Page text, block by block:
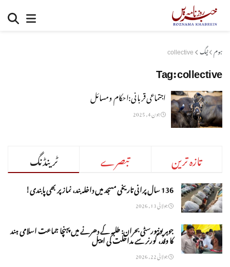
ہوم ٹیگ collective
Tag:collective
اجتماعی قربانی:احکام ومسائل
جون 4, 2025
ٹرینڈنگ تبصرے تازہ ترین
136 سال پرانی تاریخی مسجد میں داخلہ بند، نماز پر بھی پابندی!
جولائی 13, 2026
جوہر یونیورسٹی بحران: طلبہ کے دھرنے میں پہنچا جماعت اسلامی ہند
کا وفد، گورنر سے مداخلت کی اپیل
جولائی 22, 2026